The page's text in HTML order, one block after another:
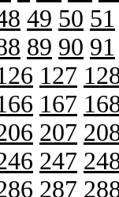
49 50 51
89 90 91
127
167
207
247
287